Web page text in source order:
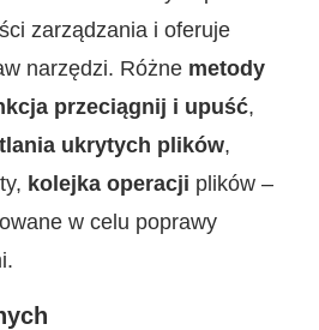
zarządzania i oferuje
narzędzi. Różne metody
przeciągnij i upuść,
ukrytych plików,
kolejka operacji plików –
w celu poprawy